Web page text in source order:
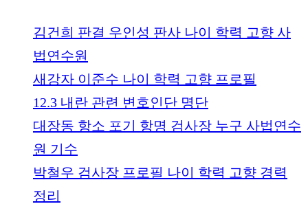
김건희 판결 우인성 판사 나이 학력 고향 사
법연수원
새강자 이준수 나이 학력 고향 프로필
12.3 내란 관련 변호인단 명단
대장동 항소 포기 항명 검사장 누구 사법연수
원 기수
박철우 검사장 프로필 나이 학력 고향 경력
정리